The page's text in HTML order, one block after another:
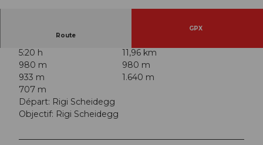
Route
GPX
5:20 h
11,96 km
980 m
980 m
933 m
1.640 m
707 m
Départ: Rigi Scheidegg
Objectif: Rigi Scheidegg